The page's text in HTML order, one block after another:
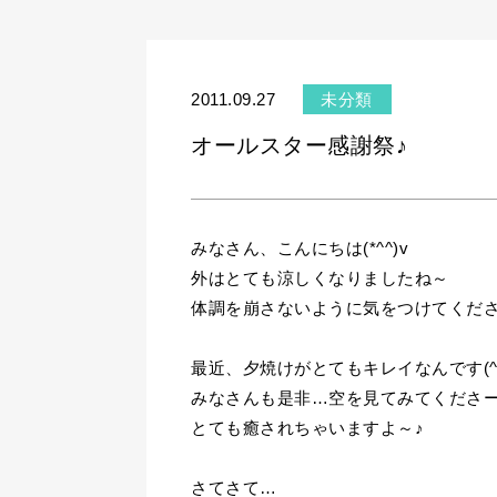
2011.09.27 未分類
オールスター感謝祭♪
みなさん、こんにちは(*^^)v
外はとても涼しくなりましたね～
体調を崩さないように気をつけてくだ
最近、夕焼けがとてもキレイなんです
みなさんも是非…空を見てみてくださー
とても癒されちゃいますよ～♪
さてさて…